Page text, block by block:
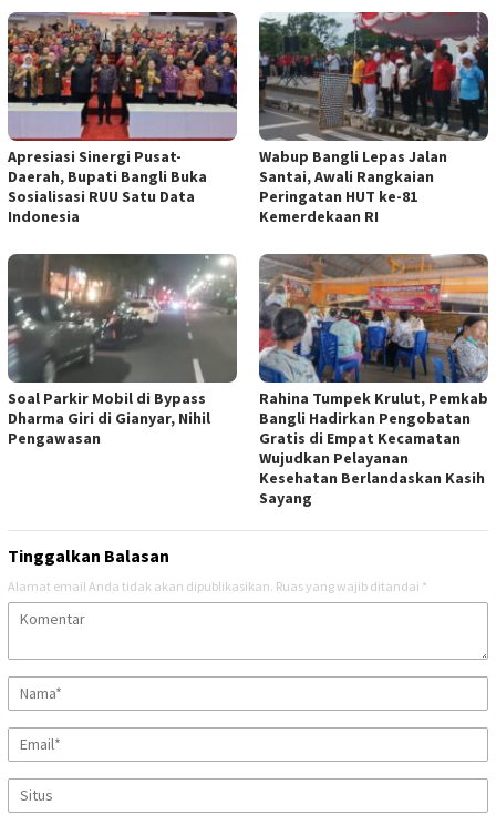
Apresiasi Sinergi Pusat-
Daerah, Bupati Bangli Buka
Sosialisasi RUU Satu Data
Indonesia
Wabup Bangli Lepas Jalan
Santai, Awali Rangkaian
Peringatan HUT ke-81
Kemerdekaan RI
Soal Parkir Mobil di Bypass
Dharma Giri di Gianyar, Nihil
Pengawasan
Rahina Tumpek Krulut, Pemkab
Bangli Hadirkan Pengobatan
Gratis di Empat Kecamatan
Wujudkan Pelayanan
Kesehatan Berlandaskan Kasih
Sayang
Tinggalkan Balasan
Alamat email Anda tidak akan dipublikasikan. Ruas yang wajib ditandai *